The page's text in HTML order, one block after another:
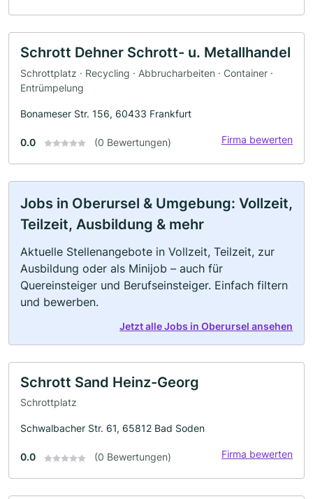
Schrott Dehner Schrott- u. Metallhandel
Schrottplatz · Recycling · Abbrucharbeiten · Container ·
Entrümpelung
Bonameser Str. 156, 60433 Frankfurt
0.0 (0 Bewertungen) Firma bewerten
Jobs in Oberursel & Umgebung: Vollzeit,
Teilzeit, Ausbildung & mehr
Aktuelle Stellenangebote in Vollzeit, Teilzeit, zur
Ausbildung oder als Minijob – auch für
Quereinsteiger und Berufseinsteiger. Einfach filtern
und bewerben.
Jetzt alle Jobs in Oberursel ansehen
Schrott Sand Heinz-Georg
Schrottplatz
Schwalbacher Str. 61, 65812 Bad Soden
0.0 (0 Bewertungen) Firma bewerten